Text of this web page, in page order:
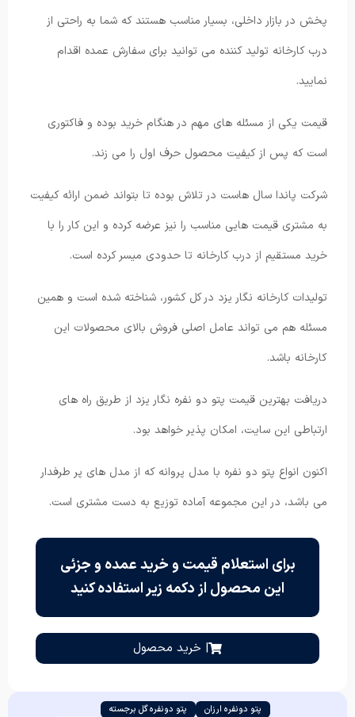
پخش در بازار داخلی، بسیار مناسب هستند که شما به راحتی از
درب کارخانه تولید کننده می توانید برای سفارش عمده اقدام
نمایید.
قیمت یکی از مسئله های مهم در هنگام خرید بوده و فاکتوری
است که پس از کیفیت محصول حرف اول را می زند.
شرکت پاندا سال هاست در تلاش بوده تا بتواند ضمن ارائه کیفیت
به مشتری قیمت هایی مناسب را نیز عرضه کرده و این کار را با
خرید مستقیم از درب کارخانه تا حدودی میسر کرده است.
تولیدات کارخانه نگار یزد در کل کشور، شناخته شده است و همین
مسئله هم می تواند عامل اصلی فروش بالای محصولات این
کارخانه باشد.
دریافت بهترین قیمت پتو دو نفره نگار یزد از طریق راه های
ارتباطی این سایت، امکان پذیر خواهد بود.
اکنون انواع پتو دو نفره با مدل پروانه که از مدل های پر طرفدار
می باشد، در این مجموعه آماده توزیع به دست مشتری است.
برای استعلام قیمت و خرید عمده و جزئی
این محصول از دکمه زیر استفاده کنید
| خرید محصول
پتو دونفره ارزان
پتو دونفره گل برجسته